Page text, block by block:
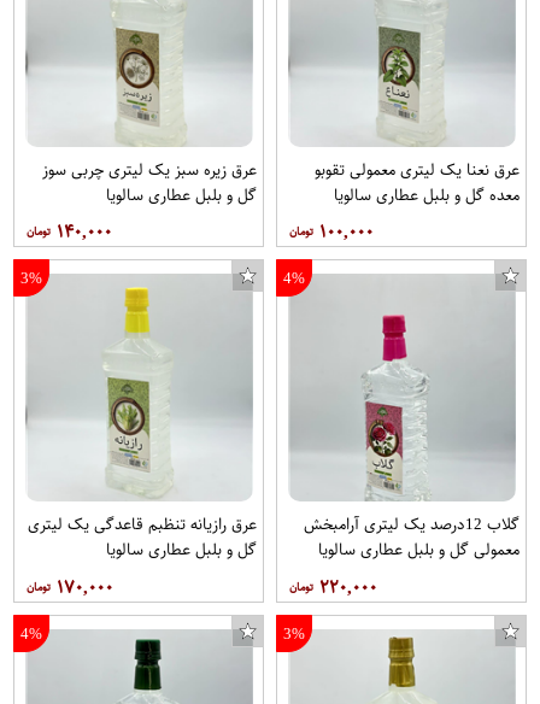
عرق نعنا یک لیتری معمولی تقوبو
معده گل و بلبل عطاری سالویا
۱۰۰,۰۰۰
عرق زیره سبز یک لیتری چربی سوز
گل و بلبل عطاری سالویا
۱۴۰,۰۰۰
4%
گلاب 12درصد یک لیتری آرامبخش
معمولی گل و بلبل عطاری سالویا
۲۲۰,۰۰۰
3%
عرق رازیانه تنظبم قاعدگی یک لیتری
گل و بلبل عطاری سالویا
۱۷۰,۰۰۰
3%
4%